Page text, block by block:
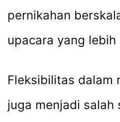
pernikahan
upacara yang lebih
Fleksibilitas dalam
juga menjadi salah